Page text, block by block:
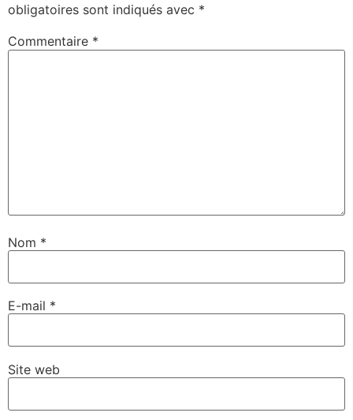
obligatoires sont indiqués avec *
Commentaire *
Nom *
E-mail *
Site web